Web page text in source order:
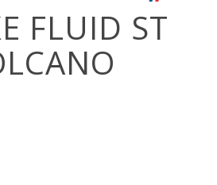
FLUID ST